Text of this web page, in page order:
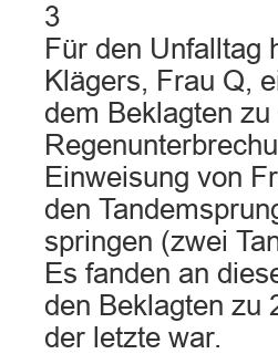
3
Für den Unfalltag
Klägers, Frau Q,
dem Beklagten
Einweisung von
den
springen (zwei
Es fanden an
den Beklagten zu
der letzte war.